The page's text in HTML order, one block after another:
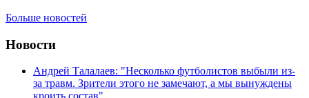
Больше новостей
Новости
Андрей Талалаев: "Несколько футболистов выбыли из-
за травм. Зрители этого не замечают, а мы вынуждены